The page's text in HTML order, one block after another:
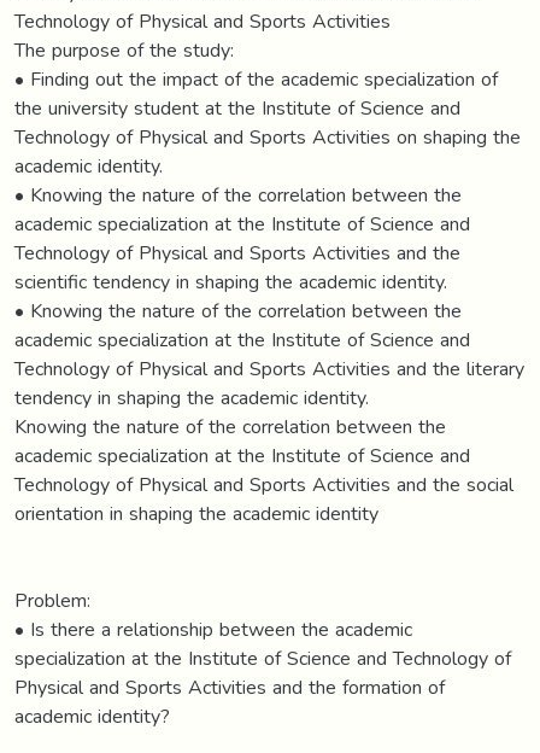
Technology of Physical and Sports Activities
The purpose of the study:
• Finding out the impact of the academic specialization of
the university student at the Institute of Science and
Technology of Physical and Sports Activities on shaping the
academic identity.
• Knowing the nature of the correlation between the
academic specialization at the Institute of Science and
Technology of Physical and Sports Activities and the
scientific tendency in shaping the academic identity.
• Knowing the nature of the correlation between the
academic specialization at the Institute of Science and
Technology of Physical and Sports Activities and the literary
tendency in shaping the academic identity.
Knowing the nature of the correlation between the
academic specialization at the Institute of Science and
Technology of Physical and Sports Activities and the social
orientation in shaping the academic identity
Problem:
• Is there a relationship between the academic
specialization at the Institute of Science and Technology of
Physical and Sports Activities and the formation of
academic identity?